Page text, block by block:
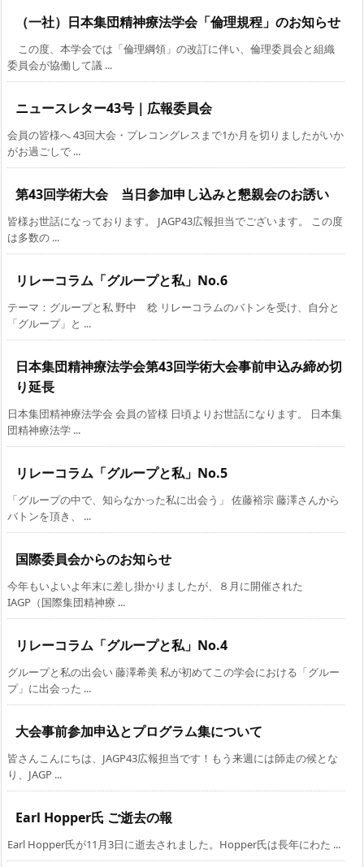
（一社）日本集団精神療法学会「倫理規程」のお知らせ
この度、本学会では「倫理綱領」の改訂に伴い、倫理委員会と組織
委員会が協働して議 ...
ニュースレター43号｜広報委員会
会員の皆様へ 43回大会・プレコングレスまで1か月を切りましたがいか
がお過ごしで ...
第43回学術大会 当日参加申し込みと懇親会のお誘い
皆様お世話になっております。 JAGP43広報担当でございます。 この度
は多数の ...
リレーコラム「グループと私」No.6
テーマ：グループと私 野中 稔 リレーコラムのバトンを受け、自分と
「グループ」と ...
日本集団精神療法学会第43回学術大会事前申込み締め切
り延長
日本集団精神療法学会 会員の皆様 日頃よりお世話になります。 日本集
団精神療法学 ...
リレーコラム「グループと私」No.5
「グループの中で、知らなかった私に出会う」 佐藤裕宗 藤澤さんから
バトンを頂き、 ...
国際委員会からのお知らせ
今年もいよいよ年末に差し掛かりましたが、８月に開催された
IAGP（国際集団精神療 ...
リレーコラム「グループと私」No.4
グループと私の出会い 藤澤希美 私が初めてこの学会における「グルー
プ」に出会った ...
大会事前参加申込とプログラム集について
皆さんこんにちは、JAGP43広報担当です！もう来週には師走の候とな
り、JAGP ...
Earl Hopper氏 ご逝去の報
Earl Hopper氏が11月3日に逝去されました。Hopper氏は長年にわた ...